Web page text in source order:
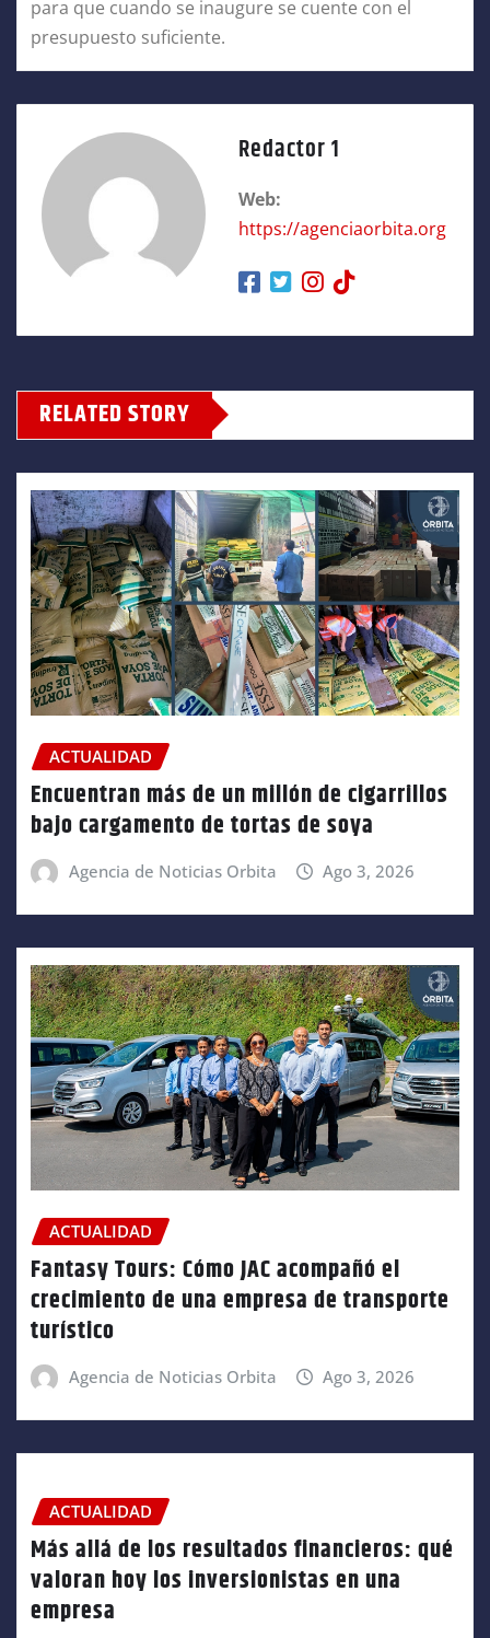
para que cuando se inaugure se cuente con el
presupuesto suficiente.
Redactor 1
Web:
https://agenciaorbita.org
RELATED STORY
ACTUALIDAD
Encuentran más de un millón de cigarrillos
bajo cargamento de tortas de soya
Agencia de Noticias Orbita Ago 3, 2026
ACTUALIDAD
Fantasy Tours: Cómo JAC acompañó el
crecimiento de una empresa de transporte
turístico
Agencia de Noticias Orbita Ago 3, 2026
ACTUALIDAD
Más allá de los resultados financieros: qué
valoran hoy los inversionistas en una
empresa